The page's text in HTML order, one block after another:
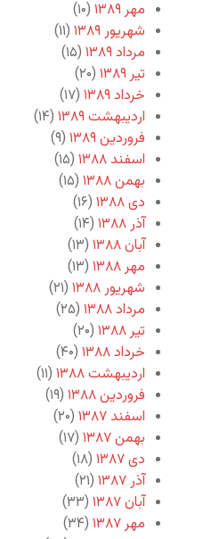
مهر ۱۳۸۹
(۱۰)
شهریور ۱۳۸۹
(۱۱)
مرداد ۱۳۸۹
(۱۵)
تیر ۱۳۸۹
(۲۰)
خرداد ۱۳۸۹
(۱۷)
اردیبهشت ۱۳۸۹
(۱۴)
فروردین ۱۳۸۹
(۹)
اسفند ۱۳۸۸
(۱۵)
بهمن ۱۳۸۸
(۱۵)
دی ۱۳۸۸
(۱۶)
آذر ۱۳۸۸
(۱۴)
آبان ۱۳۸۸
(۱۳)
مهر ۱۳۸۸
(۱۳)
شهریور ۱۳۸۸
(۲۱)
مرداد ۱۳۸۸
(۲۵)
تیر ۱۳۸۸
(۲۰)
خرداد ۱۳۸۸
(۴۰)
اردیبهشت ۱۳۸۸
(۱۱)
فروردین ۱۳۸۸
(۱۹)
اسفند ۱۳۸۷
(۲۰)
بهمن ۱۳۸۷
(۱۷)
دی ۱۳۸۷
(۱۸)
آذر ۱۳۸۷
(۲۱)
آبان ۱۳۸۷
(۳۳)
مهر ۱۳۸۷
(۳۴)